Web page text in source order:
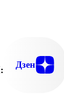
Дзен